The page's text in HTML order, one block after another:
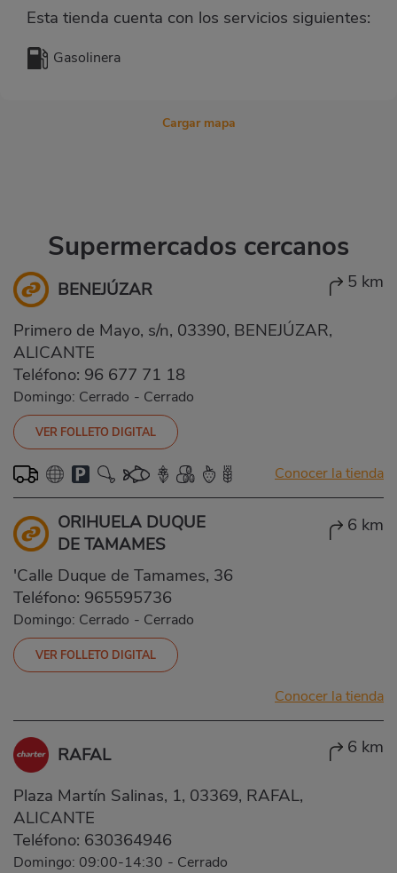
Esta tienda cuenta con los servicios siguientes:
Gasolinera
Cargar mapa
Supermercados cercanos
BENEJÚZAR 5 km
Primero de Mayo, s/n, 03390, BENEJÚZAR,
ALICANTE
Teléfono: 96 677 71 18
Domingo: Cerrado - Cerrado
VER FOLLETO DIGITAL
Conocer la tienda
ORIHUELA DUQUE
DE TAMAMES
6 km
'Calle Duque de Tamames, 36
Teléfono: 965595736
Domingo: Cerrado - Cerrado
VER FOLLETO DIGITAL
Conocer la tienda
RAFAL 6 km
Plaza Martín Salinas, 1, 03369, RAFAL,
ALICANTE
Teléfono: 630364946
Domingo: 09:00-14:30 - Cerrado